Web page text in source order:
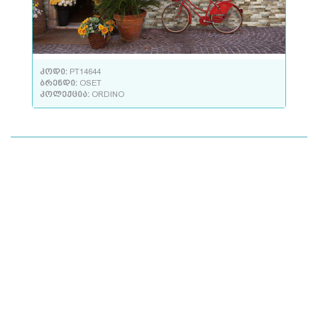
კოდი: PT14644
ბრენდი: OSET
კოლექცია: ORDINO